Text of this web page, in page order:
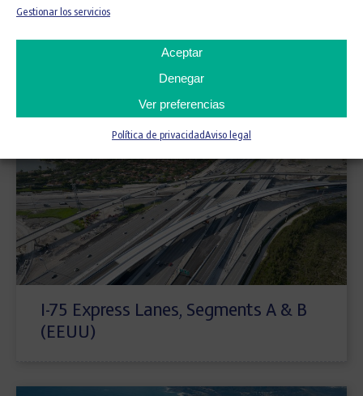
Gestionar los servicios
Aceptar
Denegar
Ver preferencias
Política de privacidadAviso legal
I-75 Express Lanes, Segments A & B
(EEUU)